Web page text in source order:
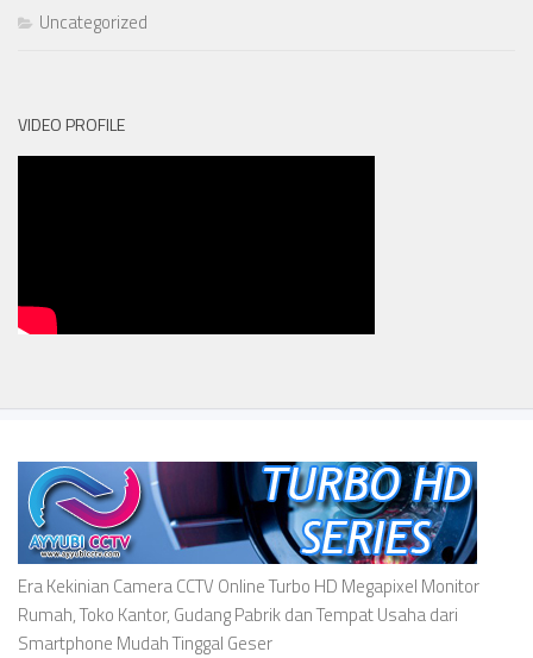
Uncategorized
VIDEO PROFILE
Era Kekinian Camera CCTV Online Turbo HD Megapixel Monitor
Rumah, Toko Kantor, Gudang Pabrik dan Tempat Usaha dari
Smartphone Mudah Tinggal Geser